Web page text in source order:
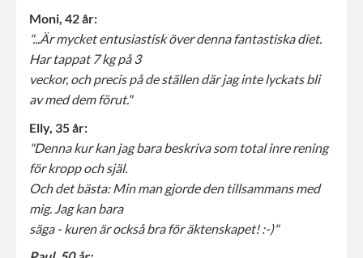
Moni, 42 år:
"...Är mycket entusiastisk över denna fantastiska diet.
Har tappat 7 kg på 3
veckor, och precis på de ställen där jag inte lyckats bli
av med dem förut."
Elly, 35 år:
"Denna kur kan jag bara beskriva som total inre rening
för kropp och själ.
Och det bästa: Min man gjorde den tillsammans med
mig. Jag kan bara
säga - kuren är också bra för äktenskapet! :-)"